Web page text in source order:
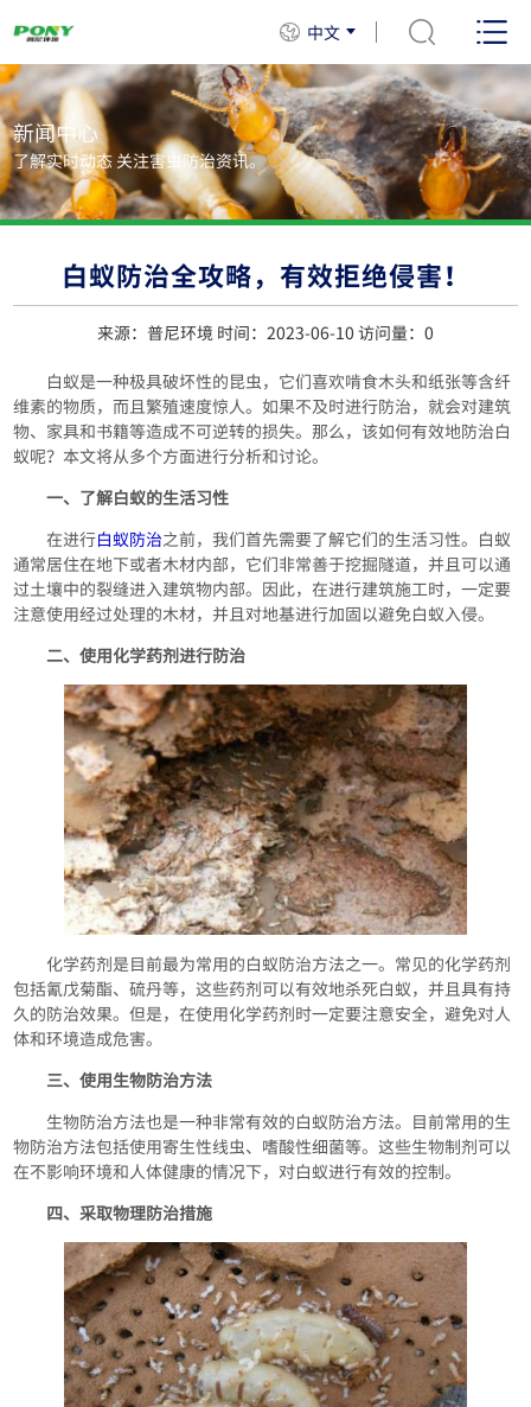
中文
新闻中心
了解实时动态 关注害虫防治资讯。
白蚁防治全攻略，有效拒绝侵害！
来源：普尼环境 时间：2023-06-10 访问量： 0
白蚁是一种极具破坏性的昆虫，它们喜欢啃食木头和纸张等含纤
维素的物质，而且繁殖速度惊人。如果不及时进行防治，就会对建筑
物、家具和书籍等造成不可逆转的损失。那么，该如何有效地防治白
蚁呢？本文将从多个方面进行分析和讨论。
一、了解白蚁的生活习性
在进行白蚁防治之前，我们首先需要了解它们的生活习性。白蚁
通常居住在地下或者木材内部，它们非常善于挖掘隧道，并且可以通
过土壤中的裂缝进入建筑物内部。因此，在进行建筑施工时，一定要
注意使用经过处理的木材，并且对地基进行加固以避免白蚁入侵。
二、使用化学药剂进行防治
化学药剂是目前最为常用的白蚁防治方法之一。常见的化学药剂
包括氰戊菊酯、硫丹等，这些药剂可以有效地杀死白蚁，并且具有持
久的防治效果。但是，在使用化学药剂时一定要注意安全，避免对人
体和环境造成危害。
三、使用生物防治方法
生物防治方法也是一种非常有效的白蚁防治方法。目前常用的生
物防治方法包括使用寄生性线虫、嗜酸性细菌等。这些生物制剂可以
在不影响环境和人体健康的情况下，对白蚁进行有效的控制。
四、采取物理防治措施